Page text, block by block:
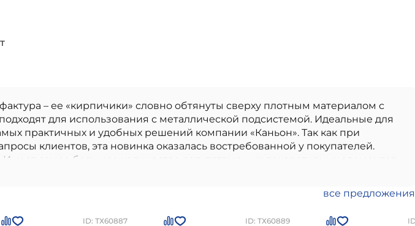
– ее «кирпичики» словно обтянуты сверху плотным материалом с
для использования с металлической подсистемой. Идеальные для
практичных и удобных решений компании «Каньон». Так как при
клиентов, эта новинка оказалась востребованной у покупателей.
самое большое количество сопутствующих декоративных элементов
компании «Каньон» осуществляется круглый год. Вся продукция
стандартам и нормам, долговечность и устойчивость к внешним
44
все предложения
ID: ТХ60887 ID: ТХ60889